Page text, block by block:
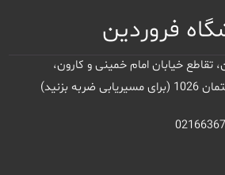
فروردین
تقاطع خیابان امام خمینی و کارون،
ضربه بزنید)